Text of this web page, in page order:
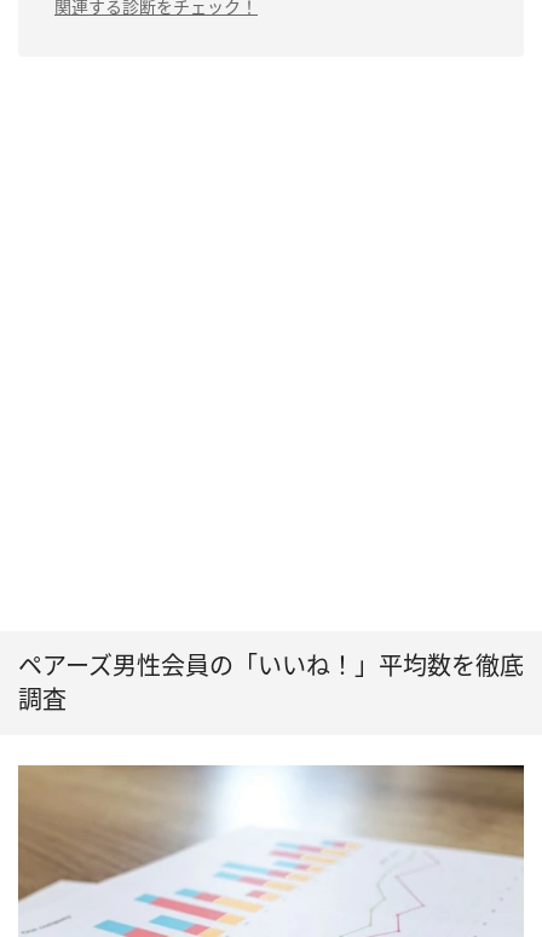
関連する診断をチェック！
ペアーズ男性会員の「いいね！」平均数を徹底
調査